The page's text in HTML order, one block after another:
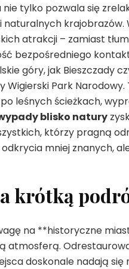
tylko pozwala się
naturalnych krajobrazów.
atrakcji – zamiast
bezpośredniego
góry, jak Bieszczady
Wigierski Park Narodowy.
leśnych ścieżkach,
blisko natury
którzy pragną
mniej znanych,
krótką
na **historyczne
atmosferą.
doskonale nadają się